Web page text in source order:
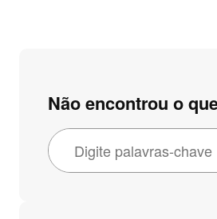
Não encontrou o